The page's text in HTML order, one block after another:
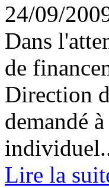
24/09/
Dans
de
Direction
demandé
Lire la